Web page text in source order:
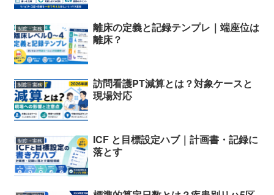
制度・実務
離床の定義と記録テンプレ｜端座位は
離床？
制度・実務
訪問看護PT減算とは？対象ケースと
現場対応
制度・実務
ICF と目標設定ハブ｜計画書・記録に
落とす